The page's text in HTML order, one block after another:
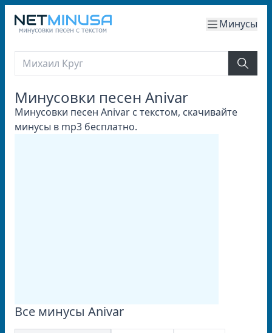
Минусы
Минусовки песен Anivar
Минусовки песен Anivar с текстом, скачивайте
минусы в mp3 бесплатно.
Все минусы Anivar